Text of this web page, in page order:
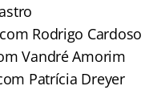
Rodrigo Cardoso
Vandré Amorim
Patrícia Dreyer